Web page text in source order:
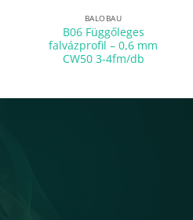
BALOBAU
B06 Függőleges
falvázprofil – 0,6 mm
CW50 3-4fm/db